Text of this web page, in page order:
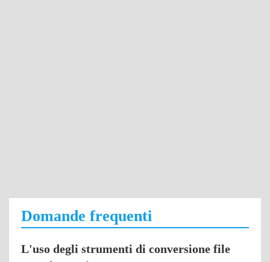
Domande frequenti
L'uso degli strumenti di conversione file